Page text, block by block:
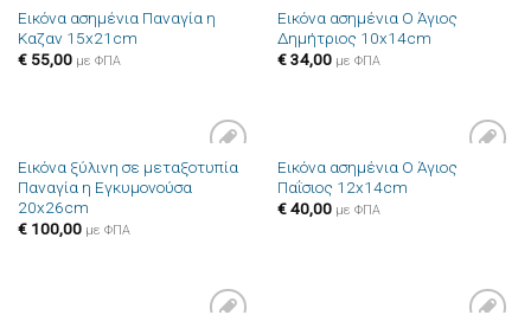
Πρόσθήκη
Εικόνα ασημένια Παναγία η
Καζαν 15x21cm
€55,00 με ΦΠΑ
Πρόσθήκη
Εικόνα ασημένια Ο Άγιος
Δημήτριος 10x14cm
€34,00 με ΦΠΑ
Πρόσθήκη
στην λίστα
Εικόνα ξύλινη σε μεταξοτυπία
Παναγία η Εγκυμονούσα
20x26cm
€100,00 με ΦΠΑ
Πρόσθήκη
Εικόνα ασημένια Ο Άγιος
Παΐσιος 12x14cm
€40,00 με ΦΠΑ